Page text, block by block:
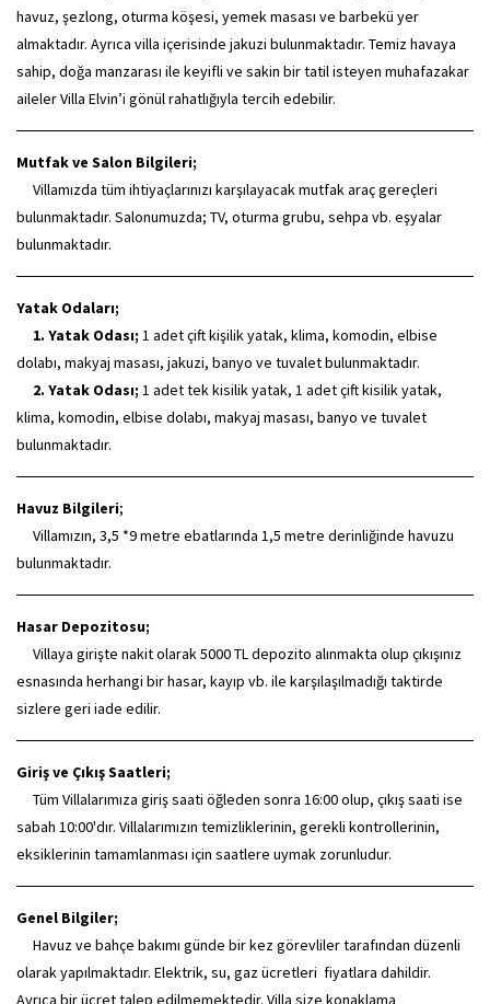
havuz, şezlong, oturma köşesi, yemek masası ve barbekü yer
almaktadır. Ayrıca villa içerisinde jakuzi bulunmaktadır. Temiz havaya
sahip, doğa manzarası ile keyifli ve sakin bir tatil isteyen muhafazakar
aileler Villa Elvin’i gönül rahatlığıyla tercih edebilir.
Mutfak ve Salon Bilgileri;
Villamızda tüm ihtiyaçlarınızı karşılayacak mutfak araç gereçleri
bulunmaktadır. Salonumuzda; TV, oturma grubu, sehpa vb. eşyalar
bulunmaktadır.
Yatak Odaları;
1. Yatak Odası; 1 adet çift kişilik yatak, klima, komodin, elbise
dolabı, makyaj masası, jakuzi, banyo ve tuvalet bulunmaktadır.
2. Yatak Odası; 1 adet tek kisilik yatak, 1 adet çift kisilik yatak,
klima, komodin, elbise dolabı, makyaj masası, banyo ve tuvalet
bulunmaktadır.
Havuz Bilgileri;
Villamızın, 3,5 *9 metre ebatlarında 1,5 metre derinliğinde havuzu
bulunmaktadır.
Hasar Depozitosu;
Villaya girişte nakit olarak 5000 TL depozito alınmakta olup çıkışınız
esnasında herhangi bir hasar, kayıp vb. ile karşılaşılmadığı taktirde
sizlere geri iade edilir.
Giriş ve Çıkış Saatleri;
Tüm Villalarımıza giriş saati öğleden sonra 16:00 olup, çıkış saati ise
sabah 10:00'dır. Villalarımızın temizliklerinin, gerekli kontrollerinin,
eksiklerinin tamamlanması için saatlere uymak zorunludur.
Genel Bilgiler;
Havuz ve bahçe bakımı günde bir kez görevliler tarafından düzenli
olarak yapılmaktadır. Elektrik, su, gaz ücretleri fiyatlara dahildir.
Ayrıca bir ücret talep edilmemektedir. Villa size konaklama